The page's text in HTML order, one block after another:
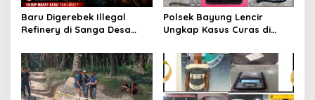
Baru Digerebek Illegal
Refinery di Sanga Desa
Hukum Dipertanyakan
Polsek Bayung Lencir
Ungkap Kasus Curas di
Satu Pelaku Ditangkap Dua
Masih Diburu